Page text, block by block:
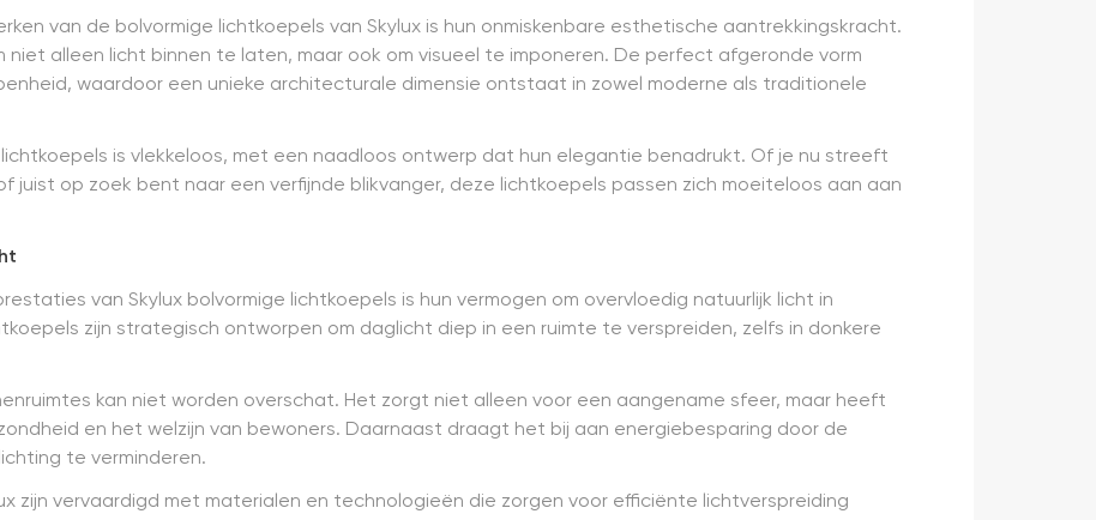
van de bolvormige lichtkoepels van Skylux is hun onmiskenbare esthetische aantrekkingskracht.
niet alleen licht binnen te laten, maar ook om visueel te imponeren. De perfect afgeronde vorm
waardoor een unieke architecturale dimensie ontstaat in zowel moderne als traditionele
lichtkoepels is vlekkeloos, met een naadloos ontwerp dat hun elegantie benadrukt. Of je nu streeft
juist op zoek bent naar een verfijnde blikvanger, deze lichtkoepels passen zich moeiteloos aan aan
van Skylux bolvormige lichtkoepels is hun vermogen om overvloedig natuurlijk licht in
zijn strategisch ontworpen om daglicht diep in een ruimte te verspreiden, zelfs in donkere
kan niet worden overschat. Het zorgt niet alleen voor een aangename sfeer, maar heeft
en het welzijn van bewoners. Daarnaast draagt het bij aan energiebesparing door de
te verminderen.
zijn vervaardigd met materialen en technologieën die zorgen voor efficiënte lichtverspreiding